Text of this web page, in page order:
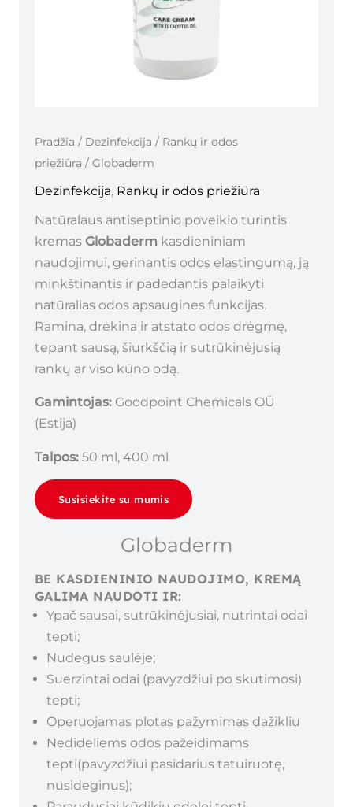
Pradžia / Dezinfekcija / Rankų ir odos
priežiūra / Globaderm
Dezinfekcija, Rankų ir odos priežiūra
Natūralaus antiseptinio poveikio turintis
kremas Globaderm kasdieniniam
naudojimui, gerinantis odos elastingumą, ją
minkštinantis ir padedantis palaikyti
natūralias odos apsaugines funkcijas.
Ramina, drėkina ir atstato odos drėgmę,
tepant sausą, šiurkščią ir sutrūkinėjusią
rankų ar viso kūno odą.
Gamintojas:Goodpoint Chemicals OÜ
(Estija)
Talpos:50 ml, 400 ml
Susisiekite su mumis
Globaderm
BE KASDIENINIO NAUDOJIMO, KREMĄ
GALIMA NAUDOTI IR:
Ypač sausai, sutrūkinėjusiai, nutrintai odai
tepti;
Nudegus saulėje;
Suerzintai odai (pavyzdžiui po skutimosi)
tepti;
Operuojamas plotas pažymimas dažikliu
Nedideliems odos pažeidimams
tepti(pavyzdžiui pasidarius tatuiruotę,
nusideginus);